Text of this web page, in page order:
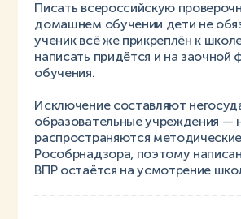
Писать всероссийскую
домашнем обучении дети не
ученик всё же прикреплён к
написать придётся и на заочной
обучения.
Исключение составляют
образовательные учреждения —
распространяются
Рособрнадзора, поэтому
ВПР остаётся на усмотрение